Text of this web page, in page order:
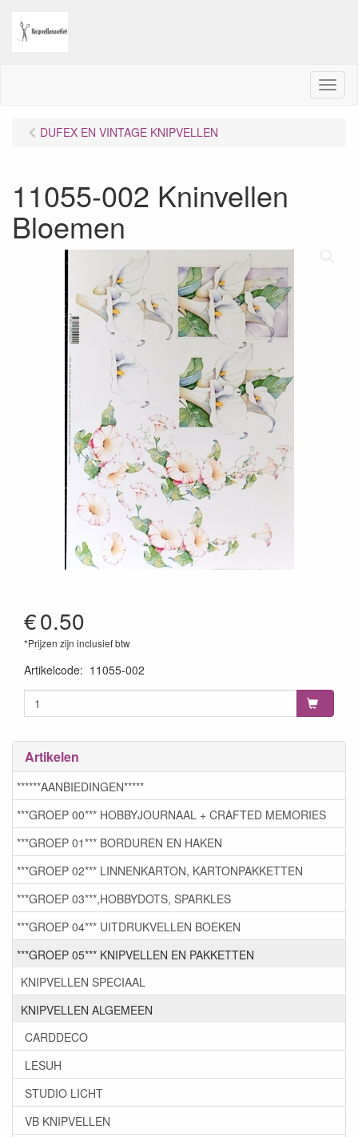
M
e
DUFEX EN VINTAGE KNIPVELLEN
11055-002 Kninvellen
Bloemen
€0.50
*Prijzen zijn inclusief btw
Artikelcode: 11055-002
Artikelen
******AANBIEDINGEN*****
***GROEP 00*** HOBBYJOURNAAL + CRAFTED MEMORIES
***GROEP 01*** BORDUREN EN HAKEN
***GROEP 02*** LINNENKARTON, KARTONPAKKETTEN
***GROEP 03***,HOBBYDOTS, SPARKLES
***GROEP 04*** UITDRUKVELLEN BOEKEN
***GROEP 05*** KNIPVELLEN EN PAKKETTEN
KNIPVELLEN SPECIAAL
KNIPVELLEN ALGEMEEN
CARDDECO
LESUH
STUDIO LICHT
VB KNIPVELLEN